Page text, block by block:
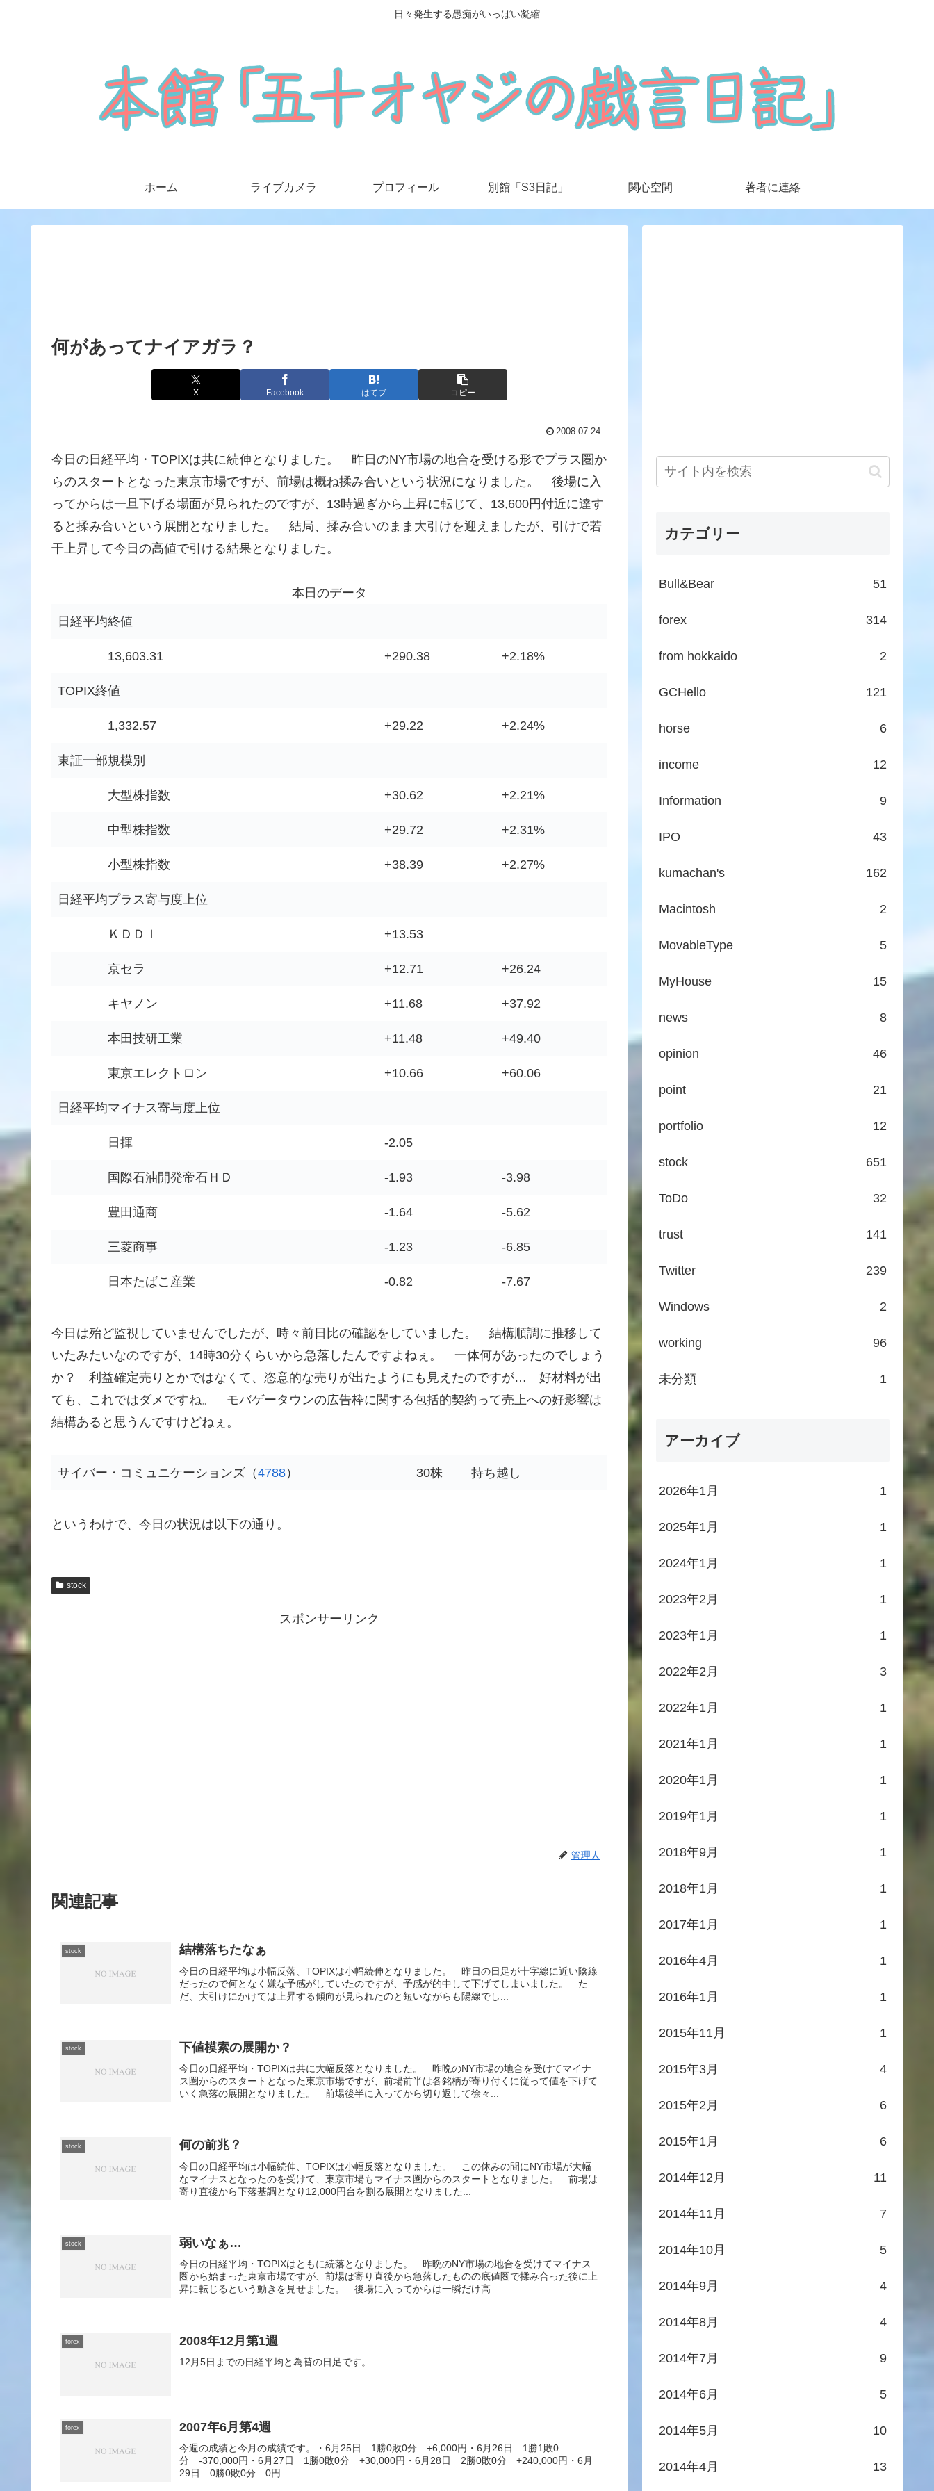
日々発生する愚痴がいっぱい凝縮
ホーム ライブカメラ プロフィール 別館「S3日記」 関心空間 著者に連絡
何があってナイアガラ？
X Facebook はてブ コピー
2008.07.24
今日の日経平均・TOPIXは共に続伸となりました。 昨日のNY市場の地合を受ける形でプラス圏か
らのスタートとなった東京市場ですが、前場は概ね揉み合いという状況になりました。 後場に入
ってからは一旦下げる場面が見られたのですが、13時過ぎから上昇に転じて、13,600円付近に達す
ると揉み合いという展開となりました。 結局、揉み合いのまま大引けを迎えましたが、引けで若
干上昇して今日の高値で引ける結果となりました。
本日のデータ
日経平均終値
13,603.31 +290.38 +2.18%
TOPIX終値
1,332.57 +29.22 +2.24%
東証一部規模別
大型株指数 +30.62 +2.21%
中型株指数 +29.72 +2.31%
小型株指数 +38.39 +2.27%
日経平均プラス寄与度上位
ＫＤＤＩ +13.53
京セラ +12.71 +26.24
キヤノン +11.68 +37.92
本田技研工業 +11.48 +49.40
東京エレクトロン +10.66 +60.06
日経平均マイナス寄与度上位
日揮 -2.05
国際石油開発帝石ＨＤ -1.93 -3.98
豊田通商 -1.64 -5.62
三菱商事 -1.23 -6.85
日本たばこ産業 -0.82 -7.67
今日は殆ど監視していませんでしたが、時々前日比の確認をしていました。 結構順調に推移して
いたみたいなのですが、14時30分くらいから急落したんですよねぇ。 一体何があったのでしょう
か？ 利益確定売りとかではなくて、恣意的な売りが出たようにも見えたのですが… 好材料が出
ても、これではダメですね。 モバゲータウンの広告枠に関する包括的契約って売上への好影響は
結構あると思うんですけどねぇ。
サイバー・コミュニケーションズ（4788） 30株 持ち越し
というわけで、今日の状況は以下の通り。
stock
スポンサーリンク
管理人
関連記事
stock 結構落ちたなぁ
今日の日経平均は小幅反落、TOPIXは小幅続伸となりました。 昨日の日足が十字線に近い陰線
だったので何となく嫌な予感がしていたのですが、予感が的中して下げてしまいました。 た
だ、大引けにかけては上昇する傾向が見られたのと短いながらも陽線でし...
stock 下値模索の展開か？
今日の日経平均・TOPIXは共に大幅反落となりました。 昨晩のNY市場の地合を受けてマイナ
ス圏からのスタートとなった東京市場ですが、前場前半は各銘柄が寄り付くに従って値を下げて
いく急落の展開となりました。 前場後半に入ってから切り返して徐々...
stock 何の前兆？
今日の日経平均は小幅続伸、TOPIXは小幅反落となりました。 この休みの間にNY市場が大幅
なマイナスとなったのを受けて、東京市場もマイナス圏からのスタートとなりました。 前場は
寄り直後から下落基調となり12,000円台を割る展開となりました...
stock 弱いなぁ…
今日の日経平均・TOPIXはともに続落となりました。 昨晩のNY市場の地合を受けてマイナス
圏から始まった東京市場ですが、前場は寄り直後から急落したものの底値圏で揉み合った後に上
昇に転じるという動きを見せました。 後場に入ってからは一瞬だけ高...
forex 2008年12月第1週
12月5日までの日経平均と為替の日足です。
forex 2007年6月第4週
今週の成績と今月の成績です。・6月25日 1勝0敗0分 +6,000円・6月26日 1勝1敗0
分 -370,000円・6月27日 1勝0敗0分 +30,000円・6月28日 2勝0敗0分 +240,000円・6月
29日 0勝0敗0分 0円
カテゴリー
Bull&Bear 51
forex 314
from hokkaido 2
GCHello 121
horse 6
income 12
Information 9
IPO 43
kumachan's 162
Macintosh 2
MovableType 5
MyHouse 15
news 8
opinion 46
point 21
portfolio 12
stock 651
ToDo 32
trust 141
Twitter 239
Windows 2
working 96
未分類 1
アーカイブ
2026年1月 1
2025年1月 1
2024年1月 1
2023年2月 1
2023年1月 1
2022年2月 3
2022年1月 1
2021年1月 1
2020年1月 1
2019年1月 1
2018年9月 1
2018年1月 1
2017年1月 1
2016年4月 1
2016年1月 1
2015年11月 1
2015年3月 4
2015年2月 6
2015年1月 6
2014年12月 11
2014年11月 7
2014年10月 5
2014年9月 4
2014年8月 4
2014年7月 9
2014年6月 5
2014年5月 10
2014年4月 13